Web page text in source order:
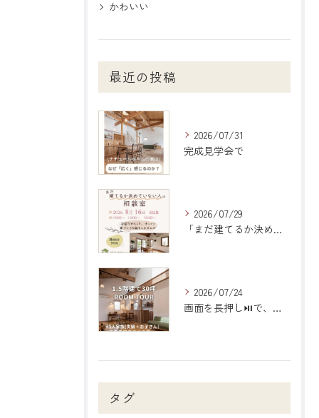
かわいい
最近の投稿
2026/07/31
完成見学会で
2026/07/29
「まだ建てるか決めていない人の相談室」のご案内
2026/07/24
画面を長押し⏯で、動画を止めて見られます！
タグ